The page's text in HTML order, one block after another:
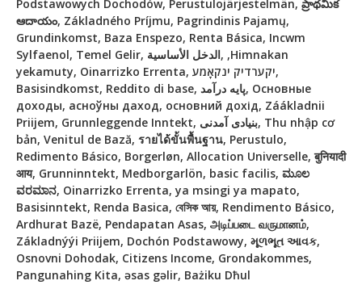
Podstawowych Dochodów, Perustulojärjestelmän, ప్రాథమిక
ఆదాయం, Základného Príjmu, Pagrindinis Pajamų,
Grundinkomst, Baza Enspezo, Renta Básica, Incwm
Sylfaenol, Temel Gelir, الدخل الأساسية, ,Himnakan
yekamuty, Oinarrizko Errenta, יקערדיק ינקאָמע,
Basisindkomst, Reddito di base, پایه درآمد, Основные
доходы, асноўны даход, основний дохід, Záákladnii
Priijem, Grunnleggende Inntekt, بنیادی آمدنی, Thu nhập cơ
bản, Venitul de Bază, รายได้ขั้นพื้นฐาน, Perustulo,
Redimento Básico, Borgerløn, Allocation Universelle, बुनियादी
आय, Grunninntekt, Medborgarlön, basic facilis, ಮೂಲ
ವರಮಾನ, Oinarrizko Errenta, ya msingi ya mapato,
Basisinntekt, Renda Basica, বেসিক আয়, Rendimento Básico,
Ardhurat Bazë, Pendapatan Asas, அடிப்படை வருமானம்,
Základnýýi Priijem, Dochón Podstawowy, મૂળભૂત આવક,
Osnovni Dohodak, Citizens Income, Grondakommes,
Pangunahing Kita, əsas gəlir, Bażiku Dħul